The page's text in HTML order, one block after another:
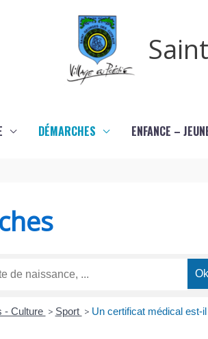
DÉMARCHES ENFANCE –
- Culture > Sport > Un certificat médical est-